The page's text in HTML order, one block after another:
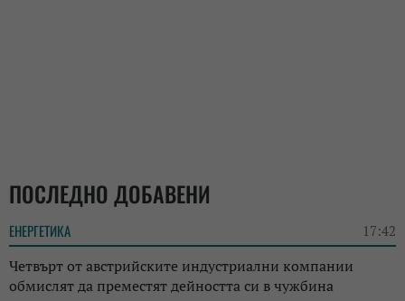
ПОСЛЕДНО ДОБАВЕНИ
ЕНЕРГЕТИКА 17:42
Четвърт от австрийските индустриални компании
обмислят да преместят дейността си в чужбина